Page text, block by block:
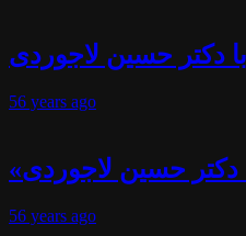
دکتر حسین لاجوردی
56 years ago
دکتر حسین لاجوردی
56 years ago